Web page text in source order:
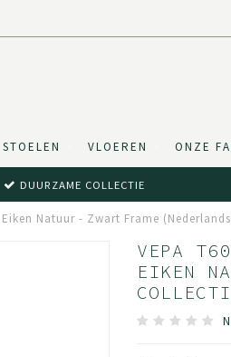
STOELEN VLOEREN ONZE
DUURZAME COLLECTIE
Natuur - Zwart Frame
VEPA
EIKEN